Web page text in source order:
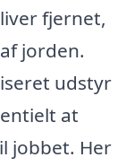
fjernet,
jorden.
udstyr
at
jobbet. Her